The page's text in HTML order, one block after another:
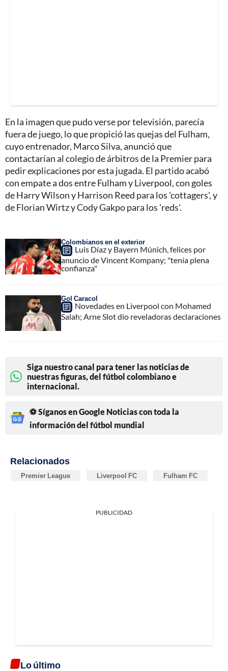
En la imagen que pudo verse por televisión, parecía
fuera de juego, lo que propició las quejas del Fulham,
cuyo entrenador, Marco Silva, anunció que
contactarían al colegio de árbitros de la Premier para
pedir explicaciones por esta jugada. El partido acabó
con empate a dos entre Fulham y Liverpool, con goles
de Harry Wilson y Harrison Reed para los 'cottagers', y
de Florian Wirtz y Cody Gakpo para los 'reds'.
Colombianos en el exterior
Luis Díaz y Bayern Múnich, felices por
anuncio de Vincent Kompany; "tenía plena
confianza"
Gol Caracol
Novedades en Liverpool con Mohamed
Salah; Arne Slot dio reveladoras declaraciones
Siga nuestro canal para tener las noticias de
nuestras figuras, del fútbol colombiano e
internacional.
⚽ Síganos en Google Noticias con toda la
información del fútbol mundial
Relacionados
Premier League Liverpool FC Fulham FC
PUBLICIDAD
Lo último